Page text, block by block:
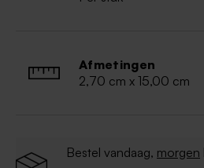
Niet geschikt voor:
Afmetingen
2,70 cm x 15,00 cm
Bestel vandaag, morgen